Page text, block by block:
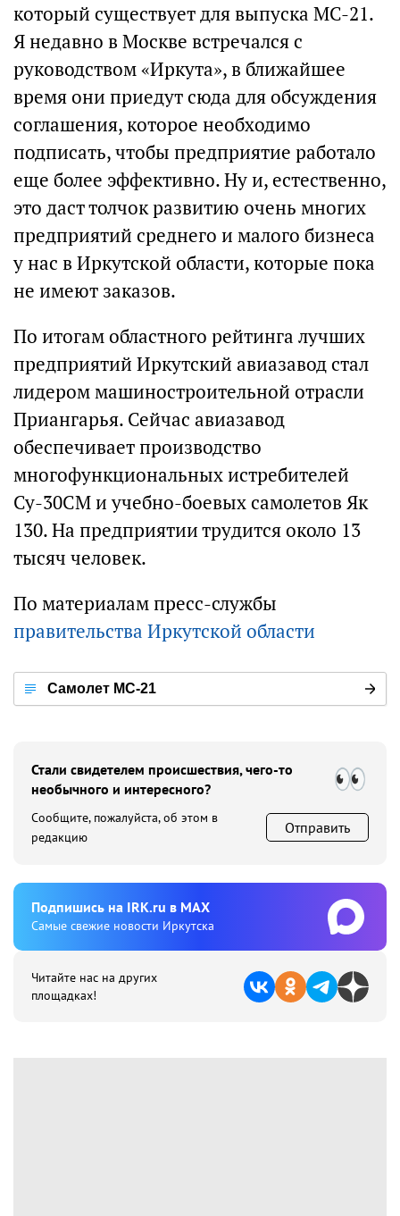
который существует для выпуска МС-21.
Я недавно в Москве встречался с
руководством «Иркута», в ближайшее
время они приедут сюда для обсуждения
соглашения, которое необходимо
подписать, чтобы предприятие работало
еще более эффективно. Ну и, естественно,
это даст толчок развитию очень многих
предприятий среднего и малого бизнеса
у нас в Иркутской области, которые пока
не имеют заказов.
По итогам областного рейтинга лучших
предприятий Иркутский авиазавод стал
лидером машиностроительной отрасли
Приангарья. Сейчас авиазавод
обеспечивает производство
многофункциональных истребителей
Су-30СМ и учебно-боевых самолетов Як
130. На предприятии трудится около 13
тысяч человек.
По материалам пресс-службы
правительства Иркутской области
Самолет МС-21
Стали свидетелем происшествия, чего-то
необычного и интересного?
Сообщите, пожалуйста, об этом в
редакцию
Отправить
Подпишиcь на IRK.ru в MAX
Cамые свежие новости Иркутска
Читайте нас на других
площадках!